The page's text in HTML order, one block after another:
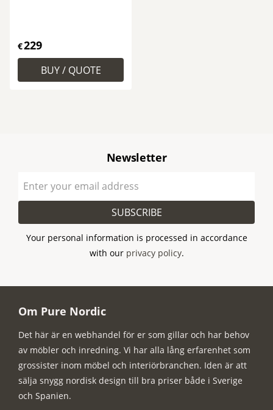
€229
Newsletter
SUBSCRIBE
Your personal information is processed in accordance
with our privacy policy.
Om Pure Nordic
Det här är en webhandel för er som gillar och har behov
av möbler och inredning. Vi har alla lång erfarenhet som
grossister inom möbel och interiörbranchen. Iden är att
sälja snygg nordisk design till bra priser både i Sverige
och Spanien.